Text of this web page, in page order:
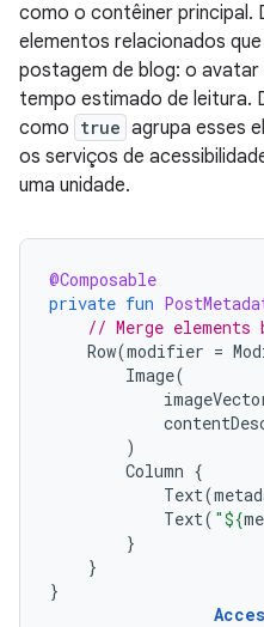
como o contêiner principal.
elementos relacionados
postagem de blog: o
tempo estimado de leitura.
como true agrupa esses
os serviços de
uma unidade.
@Composable
private fun
// Merge
Row(modifier =
Image(
)
Column {
Text(
Text( "${
}
}
}